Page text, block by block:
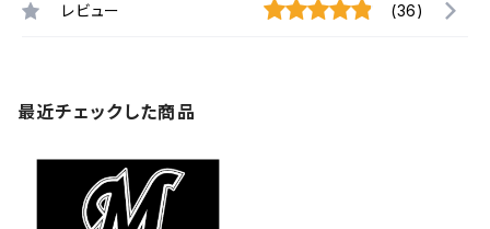
レビュー (36)
最近チェックした商品